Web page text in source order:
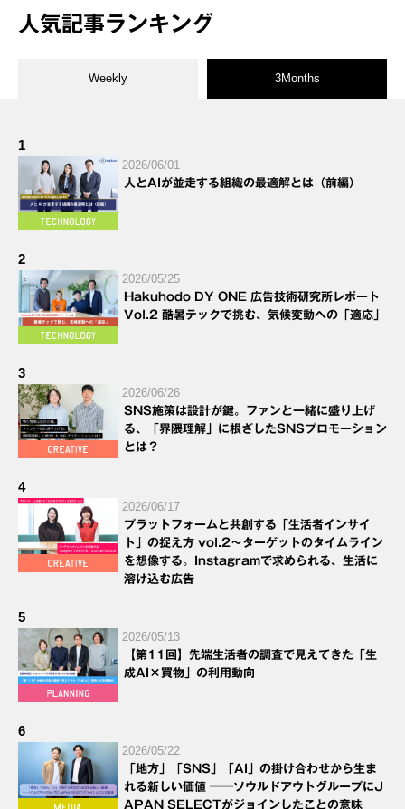
人気記事ランキング
Weekly 3Months
1
2026/06/01
人とAIが並走する組織の最適解とは（前編）
2
2026/05/25
Hakuhodo DY ONE 広告技術研究所レポート
Vol.2 酷暑テックで挑む、気候変動への「適応」
3
2026/06/26
SNS施策は設計が鍵。ファンと一緒に盛り上げ
る、「界隈理解」に根ざしたSNSプロモーション
とは？
4
2026/06/17
プラットフォームと共創する「生活者インサイ
ト」の捉え方 vol.2～ターゲットのタイムライン
を想像する。Instagramで求められる、生活に
溶け込む広告
5
2026/05/13
【第11回】先端生活者の調査で見えてきた「生
成AI×買物」の利用動向
6
2026/05/22
「地方」「SNS」「AI」の掛け合わせから生ま
れる新しい価値 ──ソウルドアウトグループにJ
APAN SELECTがジョインしたことの意味